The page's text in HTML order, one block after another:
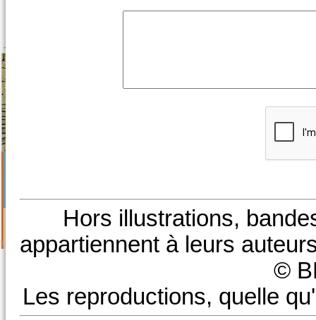
Hors illustrations,
appartiennent à leurs
©
Les reproductions, quelle